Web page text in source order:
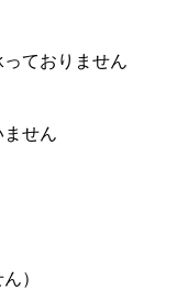
ておりません
せん
）